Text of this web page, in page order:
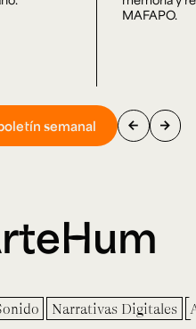
MAFAPO.
semanal arrow_back arrow_forward
Narrativas Digitales